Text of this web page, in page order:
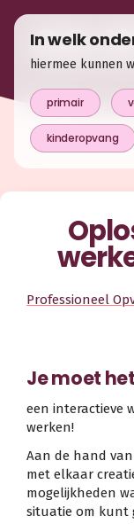
Professioneel
Je moet
een interactieve
werken!
Aan de hand
met elkaar
mogelijkheden
situatie om kunt
In welk
hiermee kunnen
primair
kinderopvang